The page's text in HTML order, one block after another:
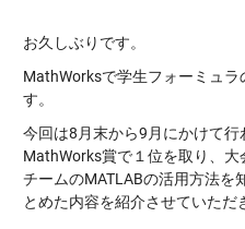
お久しぶりです。
MathWorksで学生フォーミュ
す。
今回は8月末から9月にかけて
MathWorks賞で１位を取り、
チームのMATLABの活用方法を
とめた内容を紹介させていただ